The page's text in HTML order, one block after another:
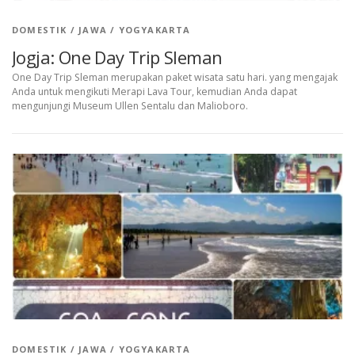
DOMESTIK / JAWA / YOGYAKARTA
Jogja: One Day Trip Sleman
One Day Trip Sleman merupakan paket wisata satu hari. yang mengajak
Anda untuk mengikuti Merapi Lava Tour, kemudian Anda dapat
mengunjungi Museum Ullen Sentalu dan Malioboro.
DOMESTIK / JAWA / YOGYAKARTA